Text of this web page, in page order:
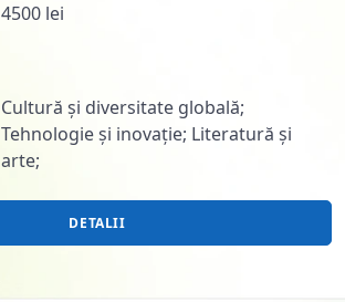
4500 lei
Cultură și diversitate globală;
Tehnologie și inovație; Literatură și
arte;
DETALII